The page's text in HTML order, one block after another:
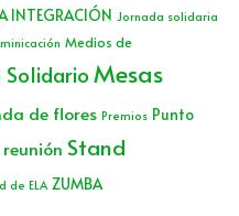
INTEGRACIÓN Jornada solidaria
Medios de
Mesas
de flores Premios Punto
reunión Stand
de ELA ZUMBA